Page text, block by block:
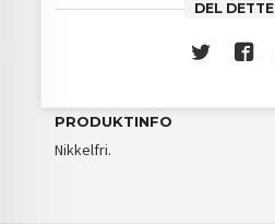
DEL DETTE
PRODUKTINFO
Nikkelfri.